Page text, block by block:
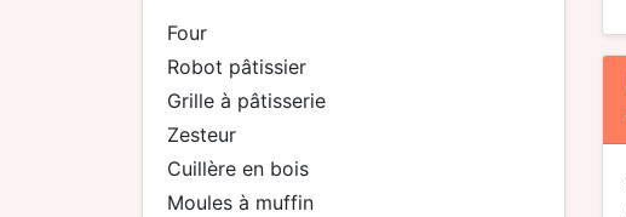
four
robot pâtissier
grille à pâtisserie
zesteur
cuillère en bois
moules à muffin